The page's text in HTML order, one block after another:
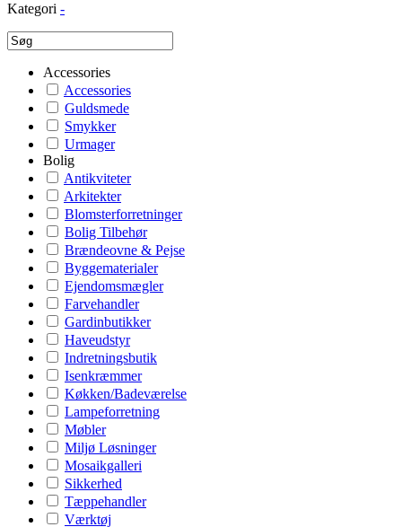
Kategori -
Accessories
Accessories
Guldsmede
Smykker
Urmager
Bolig
Antikviteter
Arkitekter
Blomsterforretninger
Bolig Tilbehør
Brændeovne & Pejse
Byggematerialer
Ejendomsmægler
Farvehandler
Gardinbutikker
Haveudstyr
Indretningsbutik
Isenkræmmer
Køkken/Badeværelse
Lampeforretning
Møbler
Miljø Løsninger
Mosaikgalleri
Sikkerhed
Tæppehandler
Værktøj